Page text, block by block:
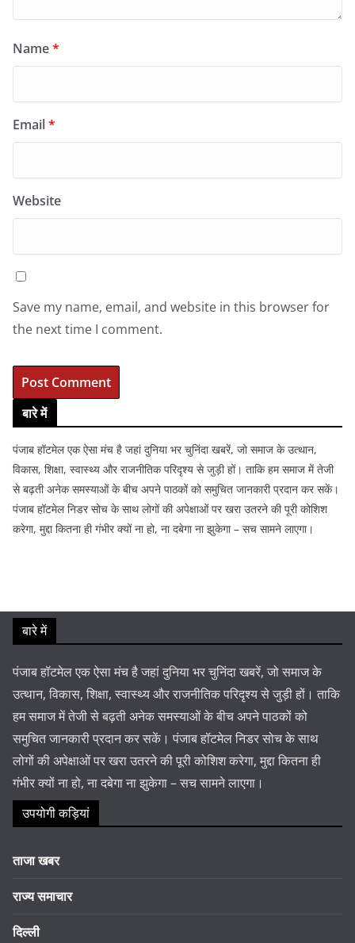
Name*
Email*
Website
Save my name, email, and website in this browser for
the next time I comment.
बारे में
पंजाब हॉटमेल एक ऐसा मंच है जहां दुनिया भर चुनिंदा खबरें, जो समाज के उत्थान,
विकास, शिक्षा, स्वास्थ्य और राजनीतिक परिदृश्य से जुड़ी हों। ताकि हम समाज में तेजी
से बढ़ती अनेक समस्याओं के बीच अपने पाठकों को समुचित जानकारी प्रदान कर सकें।
पंजाब हॉटमेल निडर सोच के साथ लोगों की अपेक्षाओं पर खरा उतरने की पूरी कोशिश
करेगा, मुद्दा कितना ही गंभीर क्यों ना हो, ना दबेगा ना झुकेगा – सच सामने लाएगा।
बारे में
पंजाब हॉटमेल एक ऐसा मंच है जहां दुनिया भर चुनिंदा खबरें, जो समाज के
उत्थान, विकास, शिक्षा, स्वास्थ्य और राजनीतिक परिदृश्य से जुड़ी हों। ताकि
हम समाज में तेजी से बढ़ती अनेक समस्याओं के बीच अपने पाठकों को
समुचित जानकारी प्रदान कर सकें। पंजाब हॉटमेल निडर सोच के साथ
लोगों की अपेक्षाओं पर खरा उतरने की पूरी कोशिश करेगा, मुद्दा कितना ही
गंभीर क्यों ना हो, ना दबेगा ना झुकेगा – सच सामने लाएगा।
उपयोगी कड़ियां
ताजा खबर
राज्य समाचार
दिल्ली